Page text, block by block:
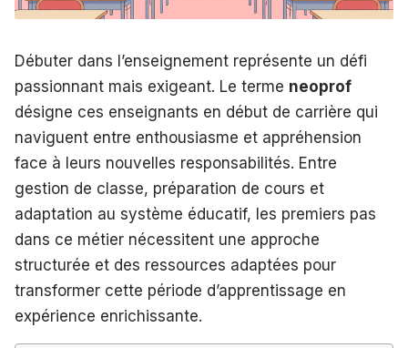
Débuter dans l’enseignement représente un défi
passionnant mais exigeant. Le terme neoprof
désigne ces enseignants en début de carrière qui
naviguent entre enthousiasme et appréhension
face à leurs nouvelles responsabilités. Entre
gestion de classe, préparation de cours et
adaptation au système éducatif, les premiers pas
dans ce métier nécessitent une approche
structurée et des ressources adaptées pour
transformer cette période d’apprentissage en
expérience enrichissante.